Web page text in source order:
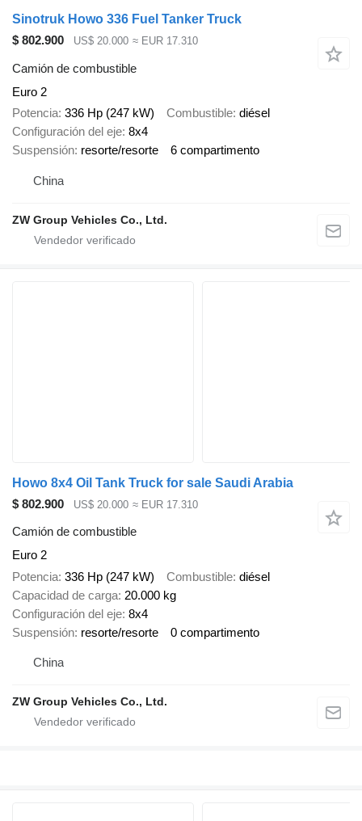
Sinotruk Howo 336 Fuel Tanker Truck
$ 802.900
US$ 20.000 ≈ EUR 17.310
Camión de combustible
Euro 2
Potencia 336 Hp (247 kW) Combustible diésel
Configuración del eje 8x4
Suspensión resorte/resorte 6 compartimento
China
ZW Group Vehicles Co., Ltd.
Howo 8x4 Oil Tank Truck for sale Saudi Arabia
$ 802.900
US$ 20.000 ≈ EUR 17.310
Camión de combustible
Euro 2
Potencia 336 Hp (247 kW) Combustible diésel
Capacidad de carga 20.000 kg
Configuración del eje 8x4
Suspensión resorte/resorte 0 compartimento
China
ZW Group Vehicles Co., Ltd.